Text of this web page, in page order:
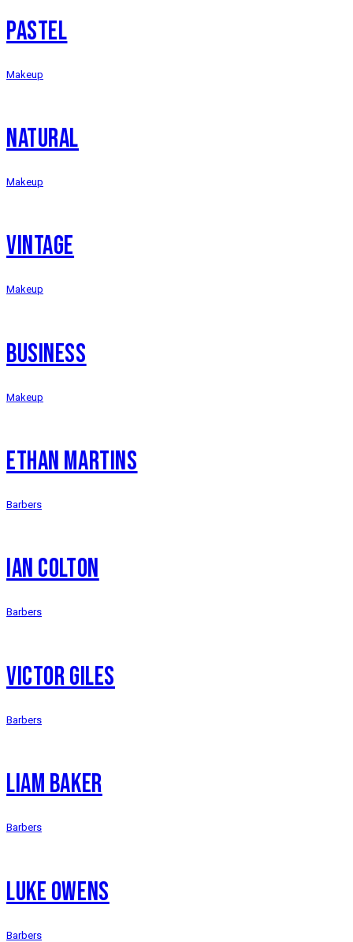
PASTEL
Makeup
NATURAL
Makeup
VINTAGE
Makeup
BUSINESS
Makeup
ETHAN MARTINS
Barbers
IAN COLTON
Barbers
VICTOR GILES
Barbers
LIAM BAKER
Barbers
LUKE OWENS
Barbers